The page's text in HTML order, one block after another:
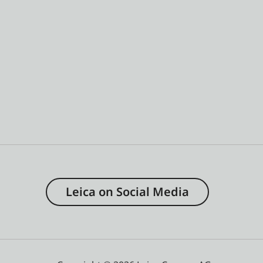
Leica on Social Media